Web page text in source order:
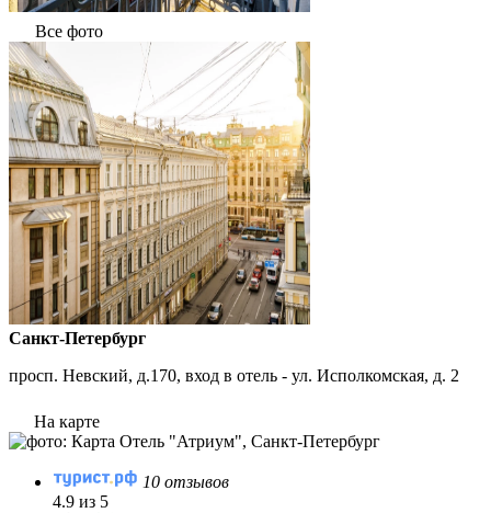
Все фото
Санкт-Петербург
просп. Невский, д.170, вход в отель - ул. Исполкомская, д. 2
На карте
10 отзывов
4.9 из 5